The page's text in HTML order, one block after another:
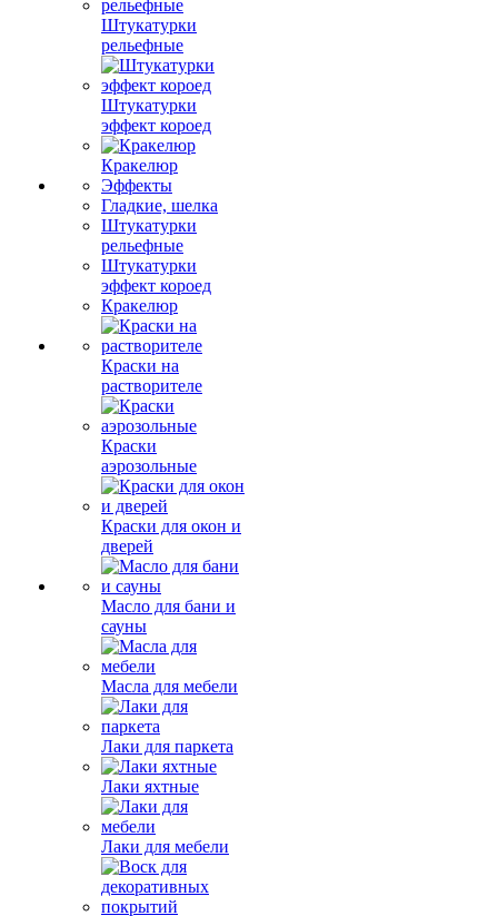
Штукатурки
рельефные
Штукатурки
эффект короед
Кракелюр
Эффекты
Гладкие, шелка
Штукатурки
рельефные
Штукатурки
эффект короед
Кракелюр
Краски на
растворителе
Краски
аэрозольные
Краски для окон и
дверей
Масло для бани и
сауны
Масла для мебели
Лаки для паркета
Лаки яхтные
Лаки для мебели